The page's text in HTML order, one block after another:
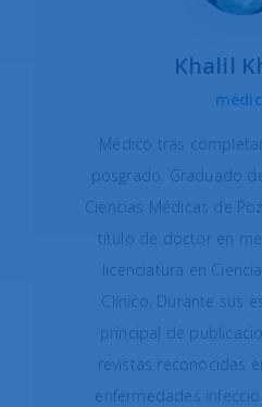
Khalil
Médico tras
posgrado. Graduado
Ciencias Médicas de
título de doctor en
licenciatura en
Clínico. Durante sus
principal de
revistas reconocidas
enfermedades